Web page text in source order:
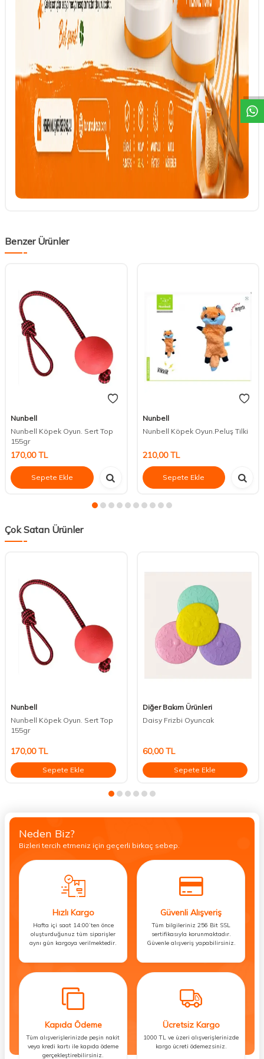
DESTEK
Benzer Ürünler
Nunbell
Nunbell Köpek Oyun. Sert Top
155gr
170,00TL
Sepete Ekle
Nunbell
Nunbell Köpek Oyun.Peluş Tilki
210,00TL
Sepete Ekle
Çok Satan Ürünler
Nunbell
Nunbell Köpek Oyun. Sert Top
155gr
170,00TL
Sepete Ekle
Diğer Bakım Ürünleri
Daisy Frizbi Oyuncak
60,00TL
Sepete Ekle
Neden Biz?
Bizleri tercih etmeniz için geçerli birkaç sebep.
Hızlı Kargo
Hafta içi saat 14:00’ten önce
oluşturduğunuz tüm siparişler
aynı gün kargoya verilmektedir.
Güvenli Alışveriş
Tüm bilgileriniz 256 Bit SSL
sertifikasıyla korunmaktadır.
Güvenle alışveriş yapabilirsiniz.
Kapıda Ödeme
Tüm alışverişlerinizde peşin nakit
veya kredi kartı ile kapıda ödeme
gerçekleştirebilirsiniz.
Ücretsiz Kargo
1000 TL ve üzeri alışverişlerinizde
kargo ücreti ödemezsiniz.